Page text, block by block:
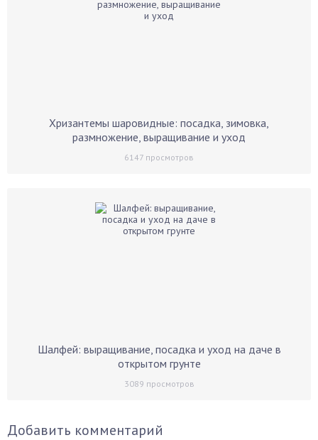
Хризантемы шаровидные: посадка, зимовка,
размножение, выращивание и уход
6147 просмотров
Шалфей: выращивание, посадка и уход на даче в
открытом грунте
3089 просмотров
Добавить комментарий